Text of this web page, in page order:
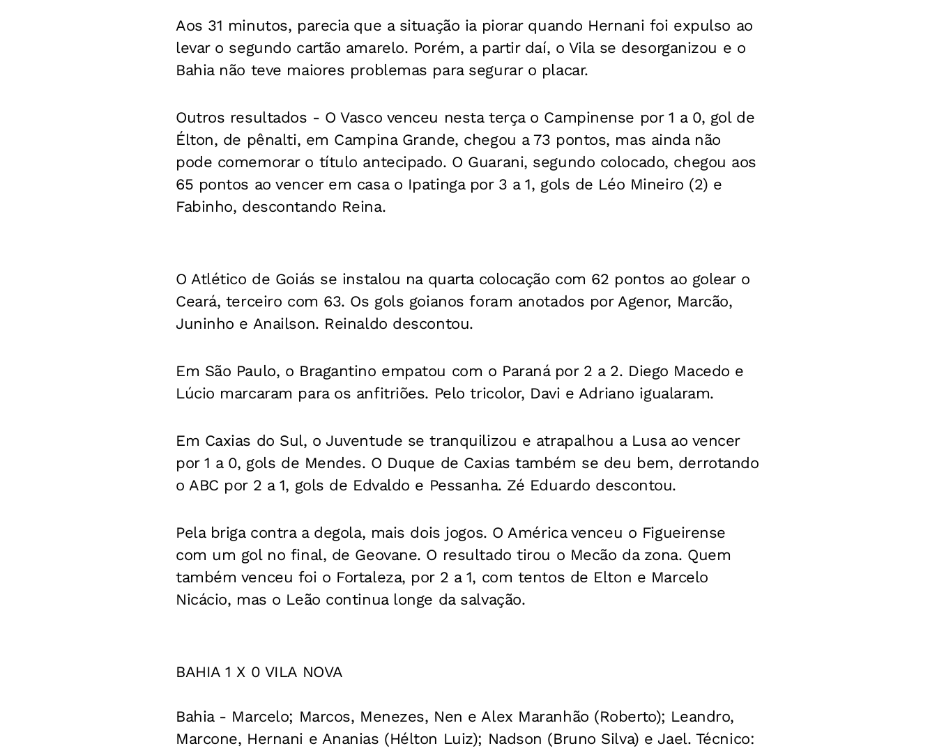
Aos 31 minutos, parecia que a situação ia piorar quando Hernani foi expulso ao
levar o segundo cartão amarelo. Porém, a partir daí, o Vila se desorganizou e o
Bahia não teve maiores problemas para segurar o placar.
Outros resultados - O Vasco venceu nesta terça o Campinense por 1 a 0, gol de
Élton, de pênalti, em Campina Grande, chegou a 73 pontos, mas ainda não
pode comemorar o título antecipado. O Guarani, segundo colocado, chegou aos
65 pontos ao vencer em casa o Ipatinga por 3 a 1, gols de Léo Mineiro (2) e
Fabinho, descontando Reina.
O Atlético de Goiás se instalou na quarta colocação com 62 pontos ao golear o
Ceará, terceiro com 63. Os gols goianos foram anotados por Agenor, Marcão,
Juninho e Anailson. Reinaldo descontou.
Em São Paulo, o Bragantino empatou com o Paraná por 2 a 2. Diego Macedo e
Lúcio marcaram para os anfitriões. Pelo tricolor, Davi e Adriano igualaram.
Em Caxias do Sul, o Juventude se tranquilizou e atrapalhou a Lusa ao vencer
por 1 a 0, gols de Mendes. O Duque de Caxias também se deu bem, derrotando
o ABC por 2 a 1, gols de Edvaldo e Pessanha. Zé Eduardo descontou.
Pela briga contra a degola, mais dois jogos. O América venceu o Figueirense
com um gol no final, de Geovane. O resultado tirou o Mecão da zona. Quem
também venceu foi o Fortaleza, por 2 a 1, com tentos de Elton e Marcelo
Nicácio, mas o Leão continua longe da salvação.
BAHIA 1 X 0 VILA NOVA
Bahia - Marcelo; Marcos, Menezes, Nen e Alex Maranhão (Roberto); Leandro,
Marcone, Hernani e Ananias (Hélton Luiz); Nadson (Bruno Silva) e Jael. Técnico: